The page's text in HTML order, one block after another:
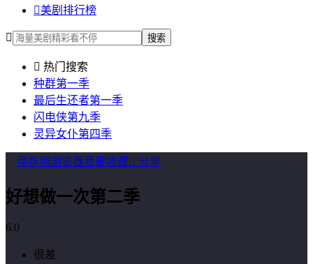
美剧排行榜
 搜索
 热门搜索
种群第一季
最后生还者第一季
闪电侠第九季
灵异女仆第四季
保存到浏览器我要收藏 分享
好想做一次第二季
6.0
很差